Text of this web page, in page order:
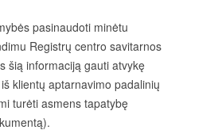
pasinaudoti minėtu
Registrų centro savitarnos
šią informaciją gauti atvykę
klientų aptarnavimo padalinių
turėti asmens tapatybę